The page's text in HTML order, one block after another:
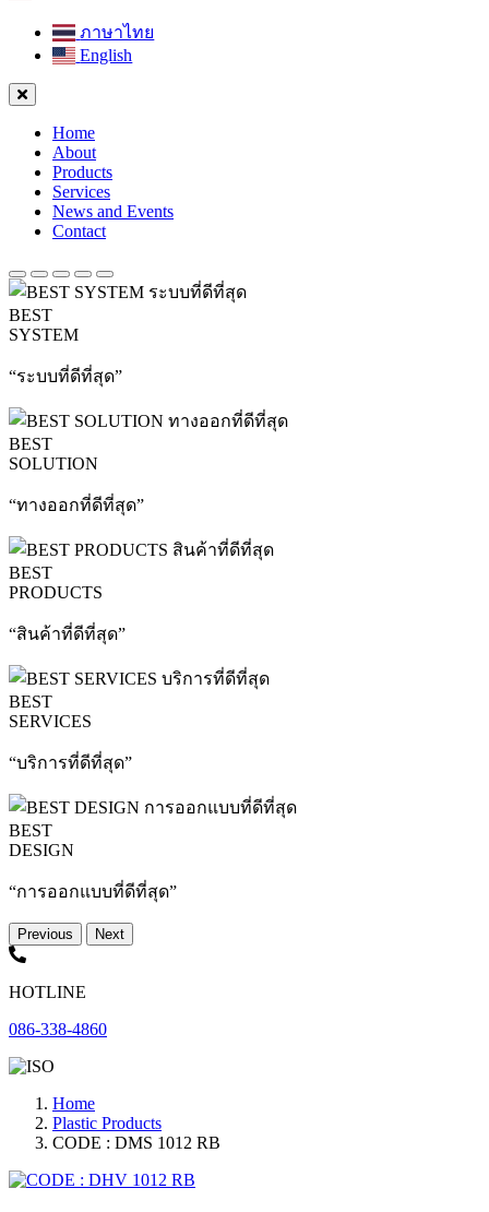
ภาษาไทย
English
Home
About
Products
Services
News and Events
Contact
BEST
SYSTEM
“ระบบที่ดีที่สุด”
BEST
SOLUTION
“ทางออกที่ดีที่สุด”
BEST
PRODUCTS
“สินค้าที่ดีที่สุด”
BEST
SERVICES
“บริการที่ดีที่สุด”
BEST
DESIGN
“การออกแบบที่ดีที่สุด”
Previous Next
HOTLINE
086-338-4860
Home
Plastic Products
CODE : DMS 1012 RB